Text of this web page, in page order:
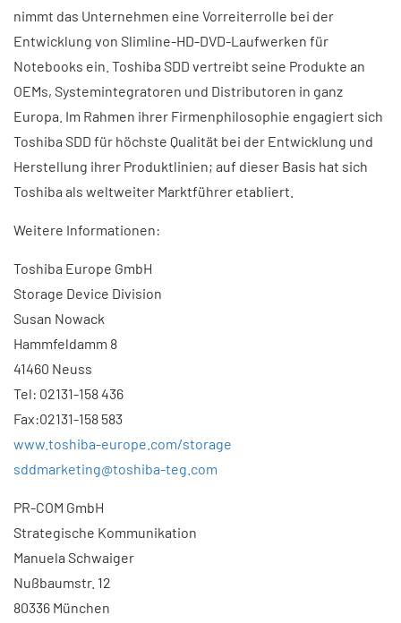
nimmt das Unternehmen eine Vorreiterrolle bei der
Entwicklung von Slimline-HD-DVD-Laufwerken für
Notebooks ein. Toshiba SDD vertreibt seine Produkte an
OEMs, Systemintegratoren und Distributoren in ganz
Europa. Im Rahmen ihrer Firmenphilosophie engagiert sich
Toshiba SDD für höchste Qualität bei der Entwicklung und
Herstellung ihrer Produktlinien; auf dieser Basis hat sich
Toshiba als weltweiter Marktführer etabliert.
Weitere Informationen:
Toshiba Europe GmbH
Storage Device Division
Susan Nowack
Hammfeldamm 8
41460 Neuss
Tel: 02131-158 436
Fax:02131-158 583
www.toshiba-europe.com/storage
sddmarketing@toshiba-teg.com
PR-COM GmbH
Strategische Kommunikation
Manuela Schwaiger
Nußbaumstr. 12
80336 München